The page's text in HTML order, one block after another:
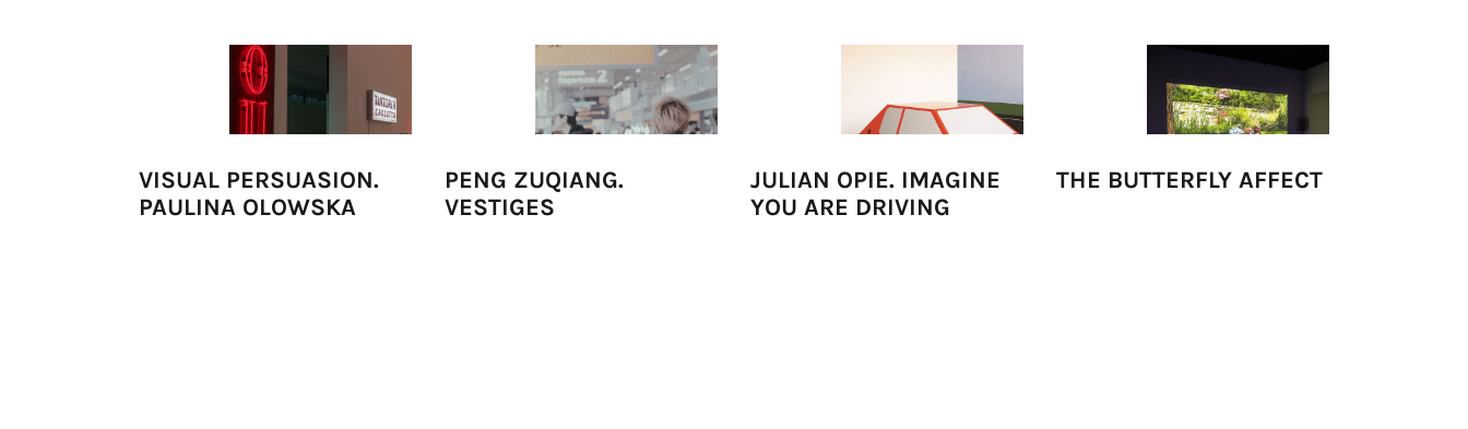
VISUAL PERSUASION.
PAULINA OLOWSKA
PENG ZUQIANG.
VESTIGES
JULIAN OPIE. IMAGINE
YOU ARE DRIVING
THE BUTTERFLY AFFECT